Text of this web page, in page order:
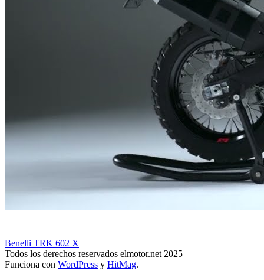
Benelli TRK 602 X
Todos los derechos reservados elmotor.net 2025
Funciona con WordPress y HitMag.